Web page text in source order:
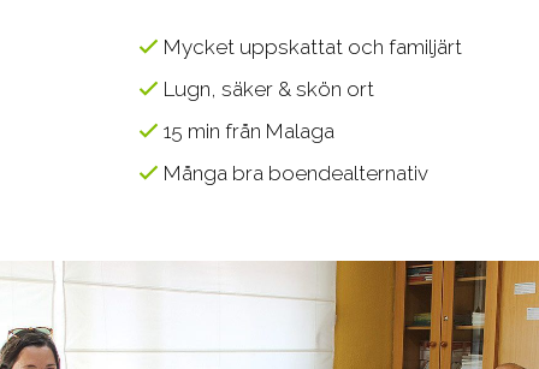
Engineering,
Restaurant
Kontakta våra
studievägledare om du
behöver hjälp att välja
Mycket uppskattat och familjärt
Lugn, säker & skön ort
15 min från Malaga
Många bra boendealternativ